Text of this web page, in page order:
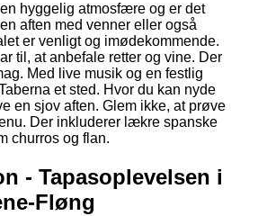
hyggelig atmosfære og er det
aften med venner eller også
er venligt og imødekommende.
til, at anbefale retter og vine. Der
Med live musik og en festlig
et sted. Hvor du kan nyde
en sjov aften. Glem ikke, at prøve
Der inkluderer lækre spanske
churros og flan.
- Tapasoplevelsen i
Fløng